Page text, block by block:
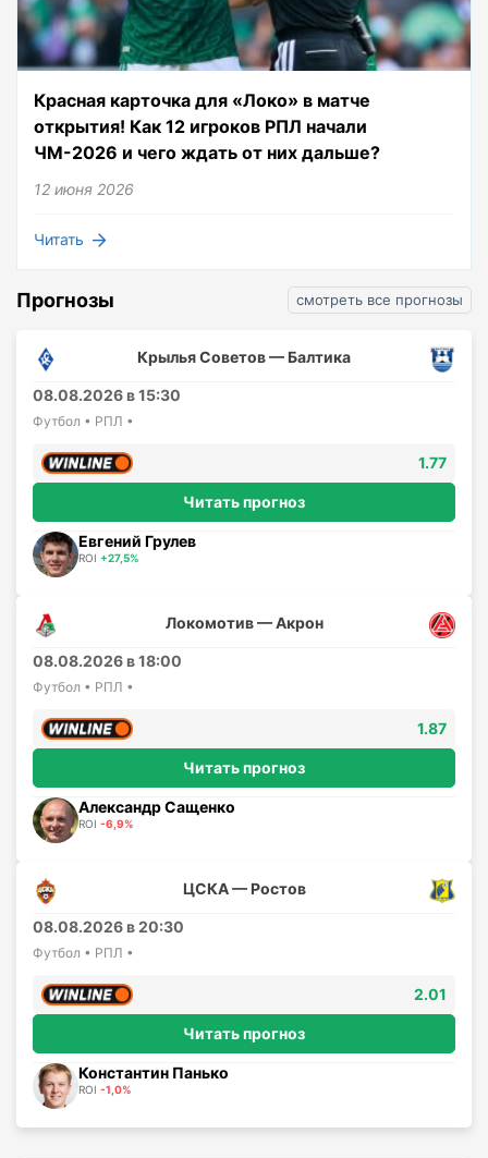
Красная карточка для «Локо» в матче
открытия! Как 12 игроков РПЛ начали
ЧМ-2026 и чего ждать от них дальше?
12 июня 2026
Читать
Прогнозы смотреть все прогнозы
Крылья Советов — Балтика
08.08.2026 в 15:30
Футбол • РПЛ •
1.77
Читать прогноз
Евгений Грулев
ROI +27,5%
Локомотив — Акрон
08.08.2026 в 18:00
Футбол • РПЛ •
1.87
Читать прогноз
Александр Сащенко
ROI -6,9%
ЦСКА — Ростов
08.08.2026 в 20:30
Футбол • РПЛ •
2.01
Читать прогноз
Константин Панько
ROI -1,0%